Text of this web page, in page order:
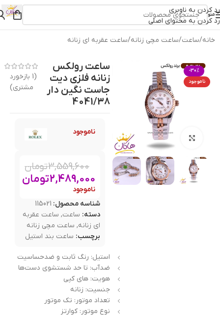
رد کردن به ناوبری
رد کردن به محتوای اصلی
منو
خانه/ساعت/ساعت مچی زنانه/ساعت عقربه ای زنانه
-30%
ناموجود
بزرگنمایی تصویر
ساعت رولکس
زنانه فلزی دیت
جاست نگین دار
4041/38
(
1 بازخورد
مشتری)
ناموجود
3,559,600تومان
2,489,000تومان
ناموجود
شناسه محصول: 115021
دسته: ساعت, ساعت عقربه
ای زنانه, ساعت مچی زنانه
برچسب: ساعت بند استیل
استیل: رنگ ثابت و ضدحساسیت
ضدآب: تا حد شستشوی دست‌ها
هویت: های کپی
جنسیت: زنانه
تعداد موتور: تک موتور
نوع موتور: کوارتز